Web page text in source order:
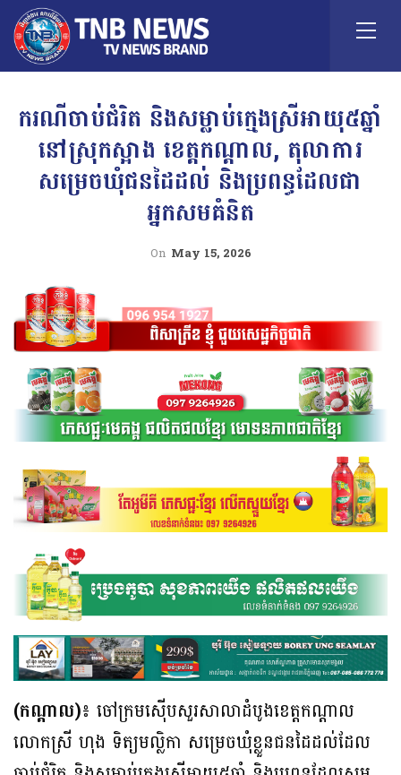
ករណីចាប់ជំរិត និងសម្លាប់ក្មេងស្រីអាយុ៥ឆ្នាំ
នៅស្រុកស្អាង ខេត្តកណ្តាល, តុលាការ
សម្រេចឃុំជនដៃដល់ និងប្រពន្ធដែលជា
អ្នកសមគំនិត
On May 15, 2026
(កណ្ដាល)៖ ចៅក្រមស៊ើបសួរសាលាដំបូងខេត្តកណ្ដាល
លោកស្រី ហុង ទិត្យមល្លិកា សម្រេចឃុំខ្លួនជនដៃដល់ដែល